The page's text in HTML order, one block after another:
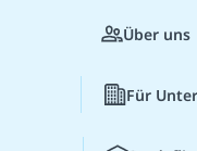
Über uns
Für